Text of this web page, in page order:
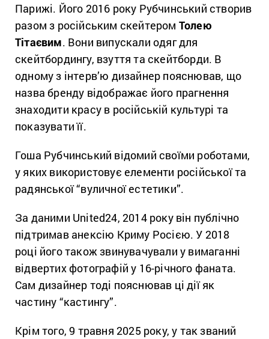
Парижі. Його 2016 року Рубчинський створив
разом з російським скейтером Толею
Тітаєвим. Вони випускали одяг для
скейтбордингу, взуття та скейтборди. В
одному з інтерв’ю дизайнер пояснював, що
назва бренду відображає його прагнення
знаходити красу в російській культурі та
показувати її.
Гоша Рубчинський відомий своїми роботами,
у яких використовує елементи російської та
радянської “вуличної естетики”.
За даними United24, 2014 року він публічно
підтримав анексію Криму Росією. У 2018
році його також звинувачували у вимаганні
відвертих фотографій у 16-річного фаната.
Сам дизайнер тоді пояснював ці дії як
частину “кастингу”.
Крім того, 9 травня 2025 року, у так званий